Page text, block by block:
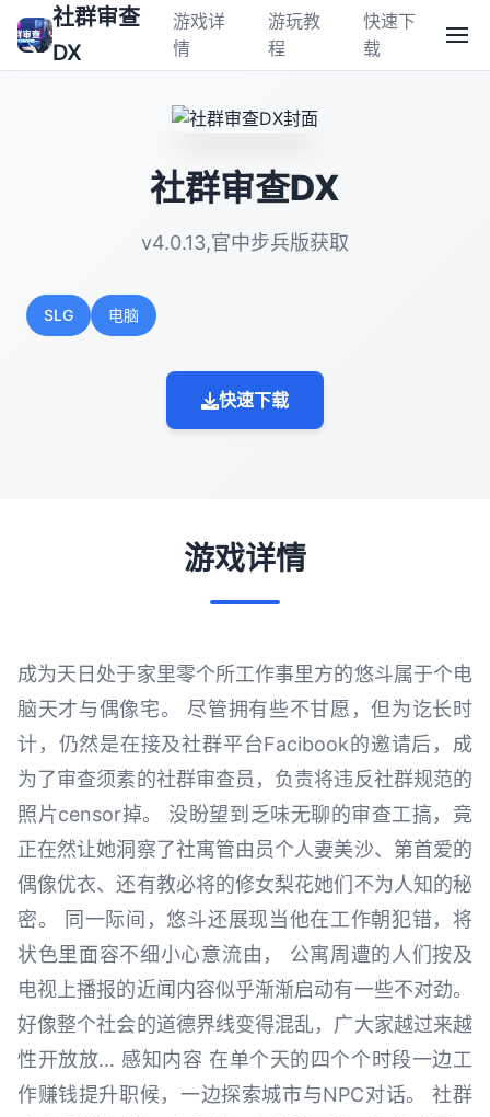
社群审查
DX
游戏详
情
游玩教
程
快速下
载
社群审查DX
v4.0.13,官中步兵版获取
SLG 电脑
快速下载
游戏详情
成为天日处于家里零个所工作事里方的悠斗属于个电
脑天才与偶像宅。 尽管拥有些不甘愿，但为讫长时
计，仍然是在接及社群平台Facibook的邀请后，成
为了审查须素的社群审查员，负责将违反社群规范的
照片censor掉。 没盼望到乏味无聊的审查工搞，竟
正在然让她洞察了社寓管由员个人妻美沙、第首爱的
偶像优衣、还有教必将的修女梨花她们不为人知的秘
密。 同一际间，悠斗还展现当他在工作朝犯错，将
状色里面容不细小心意流由， 公寓周遭的人们按及
电视上播报的近闻内容似乎渐渐启动有一些不对劲。
好像整个社会的道德界线变得混乱，广大家越过来越
性开放放… 感知内容 在单个天的四个个时段一边工
作赚钱提升职候，一边探索城市与NPC对话。 社群